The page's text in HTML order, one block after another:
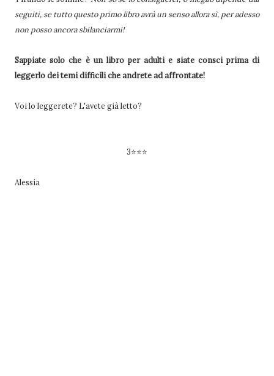
seguiti, se tutto questo primo libro avrà un senso allora sì, per adesso
non posso ancora sbilanciarmi!
Sappiate solo che è un libro per adulti e siate consci prima di
leggerlo dei temi difficili che andrete ad affrontate!
Voi lo leggerete? L'avete già letto?
3⭐⭐⭐
Alessia